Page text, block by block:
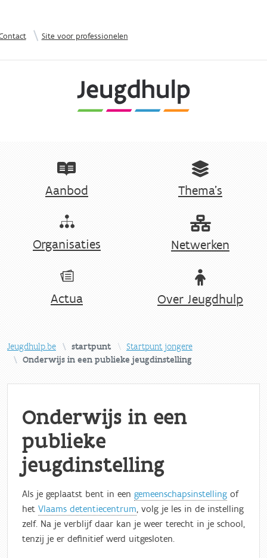
| Site voor professionelen
Aanbod Thema's
Organisaties Netwerken
Actua Over Jeugdhulp
Jeugdhulp.be startpunt
Startpunt jongere
Onderwijs in een publieke jeugdinstelling
Onderwijs in een
publieke
jeugdinstelling
Als je geplaatst bent in een gemeenschapsinstelling of
het Vlaams detentiecentrum, volg je les in de instelling
zelf. Na je verblijf daar kan je weer terecht in je school,
tenzij je er definitief werd uitgesloten.